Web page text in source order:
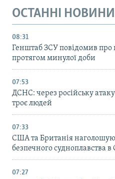
ОСТАННІ НОВИНИ
08:31
Генштаб ЗСУ повідомив про
протягом минулої доби
07:53
ДСНС: через російську
троє людей
07:33
США та Британія
безпечного судноплавства в
07:27